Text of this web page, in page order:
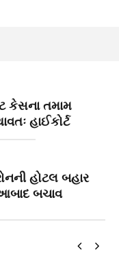
કેસના તમામ
હાઈકોર્ટ
હોટલ બહાર
બચાવ